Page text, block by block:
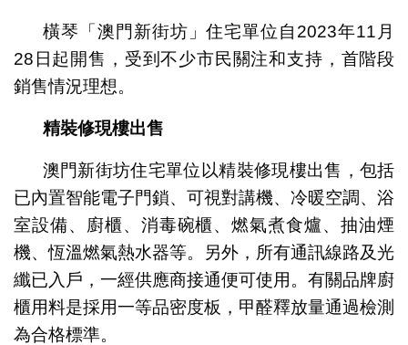
為確保通風採光效果更佳，澳門新街坊所有單位臥室和廚
橫琴「澳門新街坊」住宅單位自2023年11月
28日起開售，受到不少市民關注和支持，首階段
銷售情況理想。
精裝修現樓出售
澳門新街坊住宅單位以精裝修現樓出售，包括
已內置智能電子門鎖、可視對講機、冷暖空調、浴
室設備、廚櫃、消毒碗櫃、燃氣煮食爐、抽油煙
機、恆溫燃氣熱水器等。另外，所有通訊線路及光
纖已入戶，一經供應商接通便可使用。有關品牌廚
櫃用料是採用一等品密度板，甲醛釋放量通過檢測
為合格標準。